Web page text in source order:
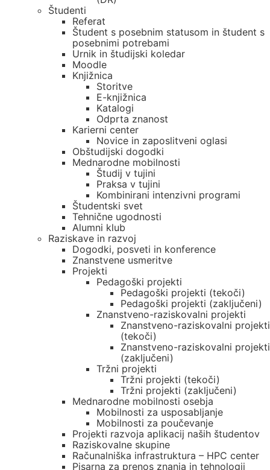
Študenti
Referat
Študent s posebnim statusom in študent s
posebnimi potrebami
Urnik in študijski koledar
Moodle
Knjižnica
Storitve
E-knjižnica
Katalogi
Odprta znanost
Karierni center
Novice in zaposlitveni oglasi
Obštudijski dogodki
Mednarodne mobilnosti
Študij v tujini
Praksa v tujini
Kombinirani intenzivni programi
Študentski svet
Tehnične ugodnosti
Alumni klub
Raziskave in razvoj
Dogodki, posveti in konference
Znanstvene usmeritve
Projekti
Pedagoški projekti
Pedagoški projekti (tekoči)
Pedagoški projekti (zaključeni)
Znanstveno-raziskovalni projekti
Znanstveno-raziskovalni projekti
(tekoči)
Znanstveno-raziskovalni projekti
(zaključeni)
Tržni projekti
Tržni projekti (tekoči)
Tržni projekti (zaključeni)
Mednarodne mobilnosti osebja
Mobilnosti za usposabljanje
Mobilnosti za poučevanje
Projekti razvoja aplikacij naših študentov
Raziskovalne skupine
Računalniška infrastruktura – HPC center
Pisarna za prenos znanja in tehnologij